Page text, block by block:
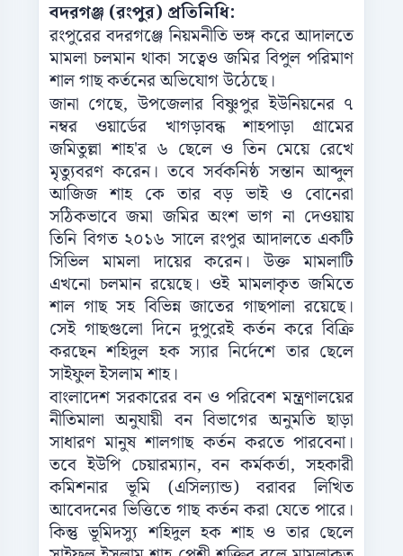
বদরগঞ্জ (রংপুর) প্রতিনিধি:
রংপুরের বদরগঞ্জে নিয়মনীতি ভঙ্গ করে আদালতে
মামলা চলমান থাকা সত্বেও জমির বিপুল পরিমাণ
শাল গাছ কর্তনের অভিযোগ উঠেছে।
জানা গেছে, উপজেলার বিষ্ণুপুর ইউনিয়নের ৭
নম্বর ওয়ার্ডের খাগড়াবন্ধ শাহপাড়া গ্রামের
জমিতুল্লা শাহ'র ৬ ছেলে ও তিন মেয়ে রেখে
মৃত্যুবরণ করেন। তবে সর্বকনিষ্ঠ সন্তান আব্দুল
আজিজ শাহ কে তার বড় ভাই ও বোনেরা
সঠিকভাবে জমা জমির অংশ ভাগ না দেওয়ায়
তিনি বিগত ২০১৬ সালে রংপুর আদালতে একটি
সিভিল মামলা দায়ের করেন। উক্ত মামলাটি
এখনো চলমান রয়েছে। ওই মামলাকৃত জমিতে
শাল গাছ সহ বিভিন্ন জাতের গাছপালা রয়েছে।
সেই গাছগুলো দিনে দুপুরেই কর্তন করে বিক্রি
করছেন শহিদুল হক স্যার নির্দেশে তার ছেলে
সাইফুল ইসলাম শাহ।
বাংলাদেশ সরকারের বন ও পরিবেশ মন্ত্রণালয়ের
নীতিমালা অনুযায়ী বন বিভাগের অনুমতি ছাড়া
সাধারণ মানুষ শালগাছ কর্তন করতে পারবেনা।
তবে ইউপি চেয়ারম্যান, বন কর্মকর্তা, সহকারী
কমিশনার ভূমি (এসিল্যান্ড) বরাবর লিখিত
আবেদনের ভিত্তিতে গাছ কর্তন করা যেতে পারে।
কিন্তু ভূমিদস্যু শহিদুল হক শাহ ও তার ছেলে